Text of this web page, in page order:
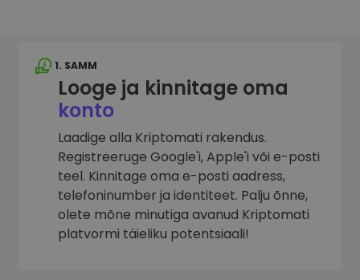
1. SAMM
Looge ja kinnitage oma
konto
Laadige alla Kriptomati rakendus.
Registreeruge Google'i, Apple'i või e-posti
teel. Kinnitage oma e-posti aadress,
telefoninumber ja identiteet. Palju õnne,
olete mõne minutiga avanud Kriptomati
platvormi täieliku potentsiaali!